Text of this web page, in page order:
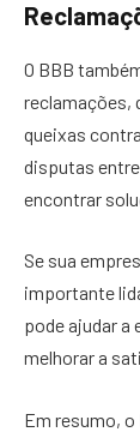
O BBB
reclamações,
queixas
disputas
encontrar
Se sua
importante
pode ajudar a
melhorar a
Em resumo,